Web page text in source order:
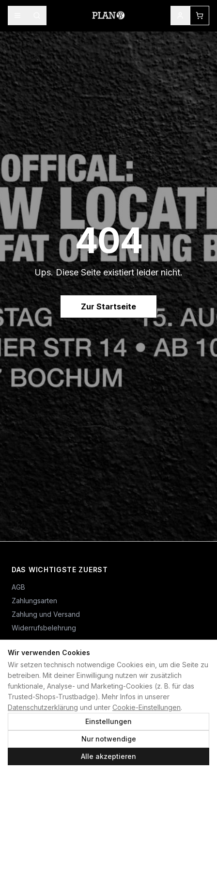
Wir verwenden Cookies
Wir setzen technisch notwendige Cookies ein, um die Seite zu
betreiben. Mit deiner Einwilligung nutzen wir zusätzlich
funktionale, Analyse- und Marketing-Cookies (z. B. für das
Trusted-Shops-Trustbadge). Mehr Infos in unserer
Datenschutzerklärung und unter Cookie-Einstellungen.
Einstellungen
Nur notwendige
Alle akzeptieren
404
Ups. Diese Seite existiert leider nicht.
Zur Startseite
DAS WICHTIGSTE ZUERST
AGB
Zahlungsarten
Zahlung und Versand
Widerrufsbelehrung
PLAN B
Home
Kontakt
Impressum
Datenschutzerklärung